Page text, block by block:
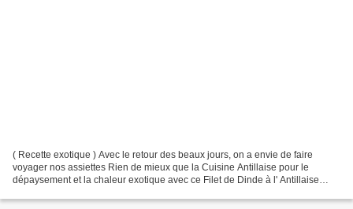
( Recette exotique ) Avec le retour des beaux jours, on a envie de faire
voyager nos assiettes Rien de mieux que la Cuisine Antillaise pour le
dépaysement et la chaleur exotique avec ce Filet de Dinde à l' Antillaise